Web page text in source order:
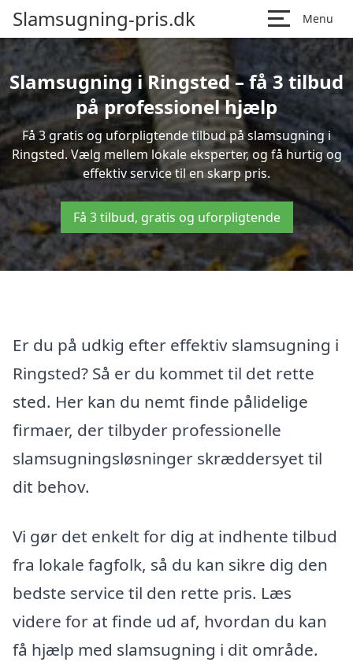
Slamsugning-pris.dk Menu
Slamsugning i Ringsted – få 3 tilbud
på professionel hjælp
Få 3 gratis og uforpligtende tilbud på slamsugning i
Ringsted. Vælg mellem lokale eksperter, og få hurtig og
effektiv service til en skarp pris.
Få 3 tilbud, gratis og uforpligtende
Er du på udkig efter effektiv slamsugning i
Ringsted? Så er du kommet til det rette
sted. Her kan du nemt finde pålidelige
firmaer, der tilbyder professionelle
slamsugningsløsninger skræddersyet til
dit behov.
Vi gør det enkelt for dig at indhente tilbud
fra lokale fagfolk, så du kan sikre dig den
bedste service til den rette pris. Læs
videre for at finde ud af, hvordan du kan
få hjælp med slamsugning i dit område.